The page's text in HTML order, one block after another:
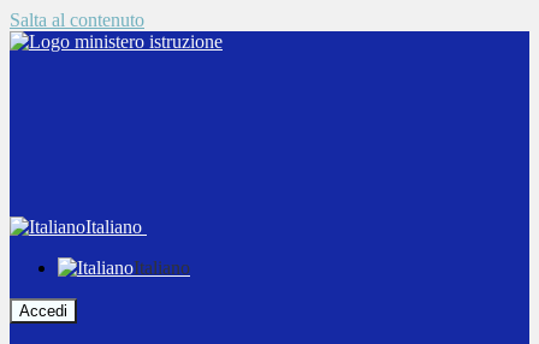
Salta al contenuto
Italiano
Italiano
Accedi